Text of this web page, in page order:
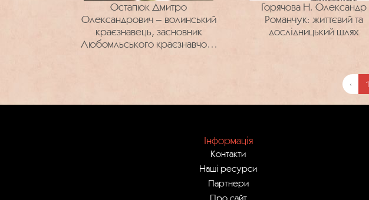
Остапюк Дмитро
Олександрович – волинський
краєзнавець, засновник
Любомльського краєзнавчого
Горячова Н. Олександр
Романчук: життєвий та
дослідницький шлях
‹ 1
Інформація
Контакти
Наші ресурси
Партнери
Про сайт